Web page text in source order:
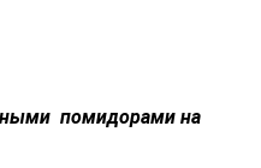
помидорами на